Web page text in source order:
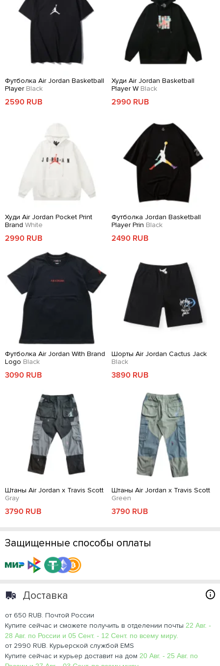
Футболка Air Jordan Basketball
Player Black
2590 RUB
Худи Air Jordan Basketball
Player W Black
2990 RUB
Худи Air Jordan Pocket Print
Brand White
2990 RUB
Футболка Jordan Basketball
Player Prin Black
2490 RUB
Футболка Air Jordan With Brand
Logo Black
3090 RUB
Шорты Air Jordan Cactus Jack
Black
3890 RUB
Штаны Air Jordan x Travis Scott
Gray
3790 RUB
Штаны Air Jordan x Travis Scott
Green
3790 RUB
Защищенные способы оплаты
Доставка
от 650 RUB. Почтой России
Купите сейчас и сможете получить в отделении почты 22 Авг. -
28 Авг. по России и 05 Сент. - 12 Сент. по всему миру.
от 2990 RUB. Курьерской службой EMS
Купите сейчас и курьер доставит на дом 20 Авг. - 25 Авг. по